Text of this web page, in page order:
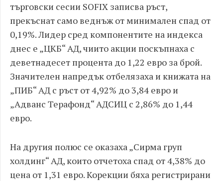
търговски сесии SOFIX записва ръст,
прекъснат само веднъж от минимален спад от
0,19%. Лидер сред компонентите на индекса
днес е „ЦКБ“ АД, чиито акции поскъпнаха с
деветнадесет процента до 1,22 евро за брой.
Значителен напредък отбелязаха и книжата на
„ПИБ“ АД с ръст от 4,92% до 3,84 евро и
„Адванс Терафонд“ АДСИЦ с 2,86% до 1,44
евро.
На другия полюс се оказаха „Сирма груп
холдинг“ АД, които отчетоха спад от 4,38% до
цена от 1,31 евро. Корекции бяха регистрирани